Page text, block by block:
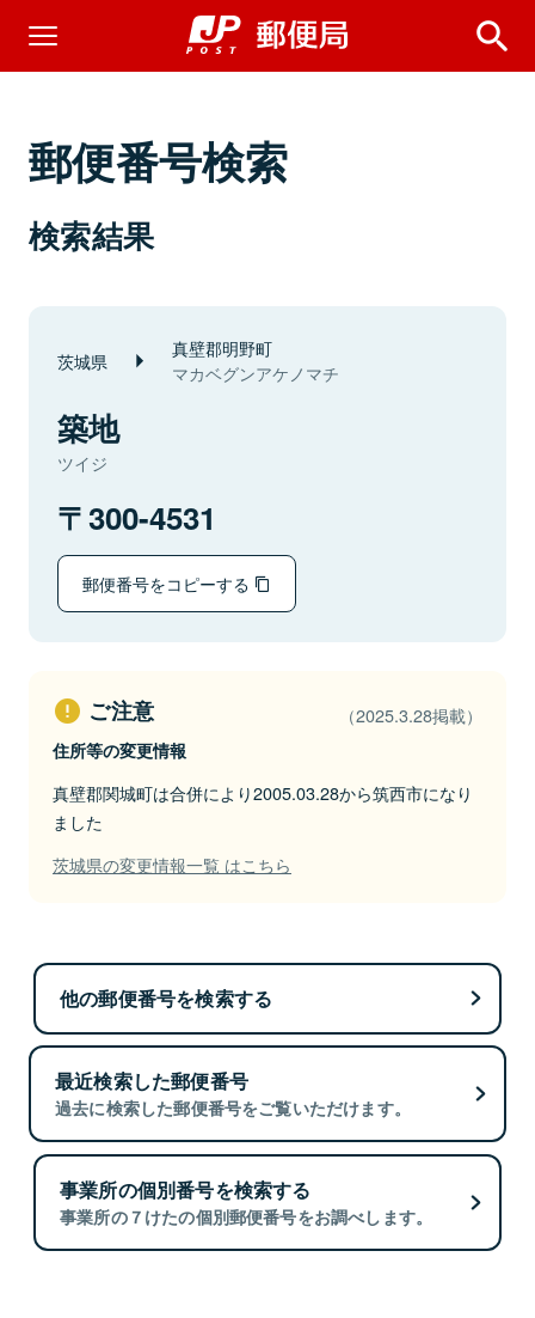
郵便番号検索
検索結果
茨城県 真壁郡明野町
マカベグンアケノマチ
築地
ツイジ
300-4531
郵便番号をコピーする
ご注意 （2025.3.28掲載）
住所等の変更情報
真壁郡関城町は合併により2005.03.28から筑西市になり
ました
茨城県の変更情報一覧 はこちら
他の郵便番号を検索する
最近検索した郵便番号
過去に検索した郵便番号をご覧いただけます。
事業所の個別番号を検索する
事業所の７けたの個別郵便番号をお調べします。